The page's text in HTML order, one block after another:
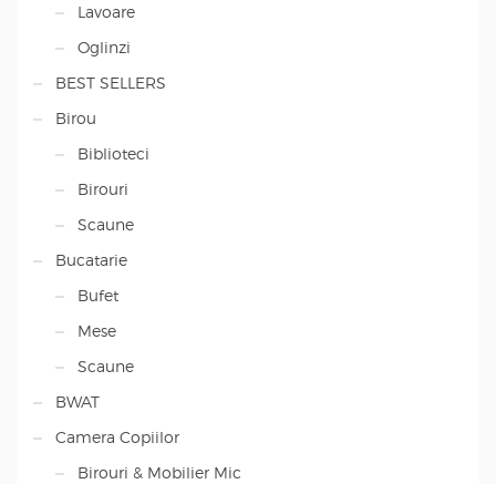
Lavoare
Oglinzi
BEST SELLERS
Birou
Biblioteci
Birouri
Scaune
Bucatarie
Bufet
Mese
Scaune
BWAT
Camera Copiilor
Birouri & Mobilier Mic